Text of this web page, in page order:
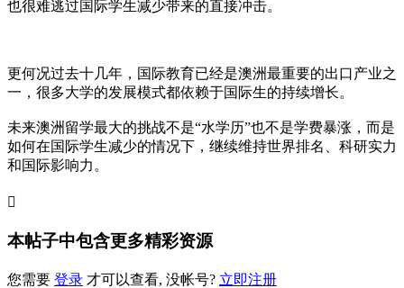
也很难逃过国际学生减少带来的直接冲击。
更何况过去十几年，国际教育已经是澳洲最重要的出口产业之
一，很多大学的发展模式都依赖于国际生的持续增长。
未来澳洲留学最大的挑战不是“水学历”也不是学费暴涨，而是
如何在国际学生减少的情况下，继续维持世界排名、科研实力
和国际影响力。

本帖子中包含更多精彩资源
您需要 登录 才可以查看, 没帐号? 立即注册